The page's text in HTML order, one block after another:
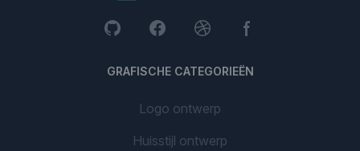
GRAFISCHE CATEGORIEËN
Logo ontwerp
Huisstijl ontwerp